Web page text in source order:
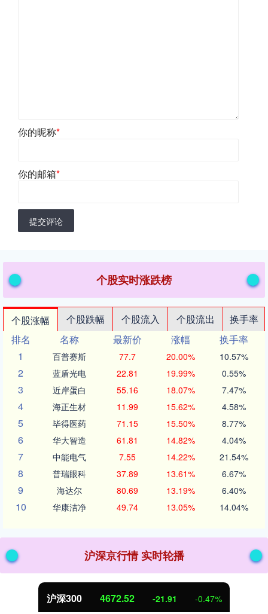
你的昵称*
你的邮箱*
提交评论
个股实时涨跌榜
个股涨幅 个股跌幅 个股流入 个股流出
换手率
排名
名称 最新价 涨幅
换手率
1
百普赛斯 77.7 20.00% 10.57%
2 蓝盾光电 22.81 19.99% 0.55%
3 近岸蛋白 55.16 18.07% 7.47%
4 海正生材 11.99 15.62% 4.58%
5 毕得医药 71.15 15.50% 8.77%
6 华大智造 61.81 14.82% 4.04%
7 中能电气 7.55 14.22% 21.54%
8 普瑞眼科 37.89 13.61% 6.67%
9 海达尔 80.69 13.19% 6.40%
10 华康洁净 49.74 13.05% 14.04%
沪深京行情 实时轮播
北证50 1125.39 -8.86 -0.78%